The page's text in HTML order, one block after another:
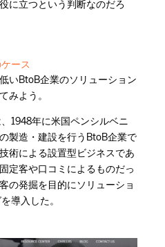
に立つという判断なのだろ
ース
いBtoB企業のソリューション
みよう。
1948年に米国ペンシルベニ
製造・建設を行うBtoB企業で
術による設置型ビジネスであ
定客や口コミによるものだっ
の発掘を目的にソリューショ
導入した。